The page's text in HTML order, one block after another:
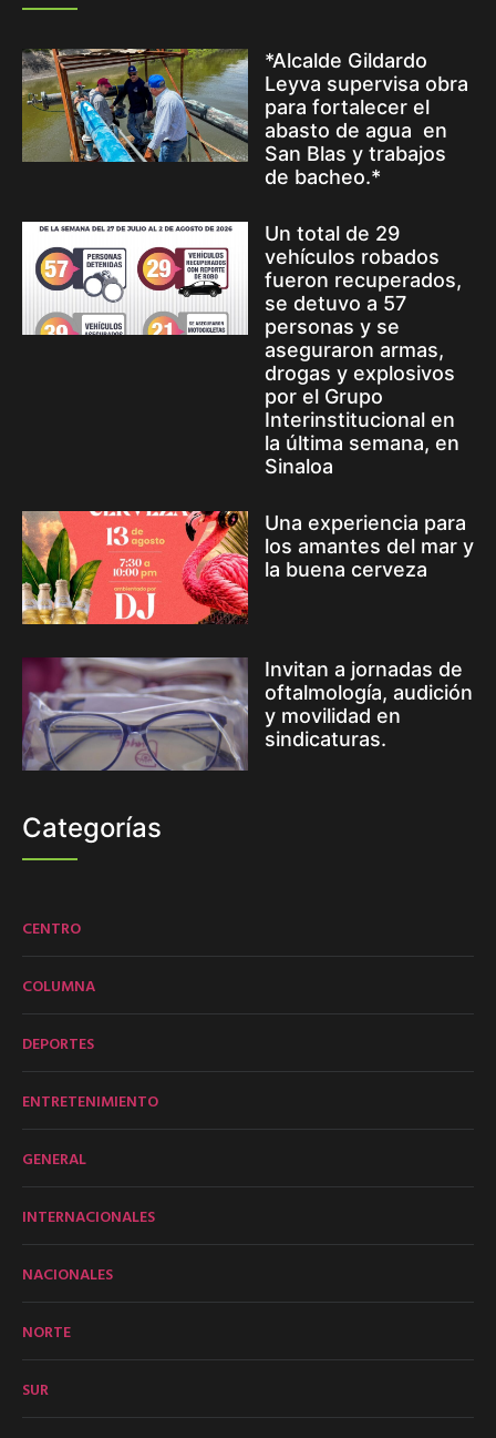
*Alcalde Gildardo
Leyva supervisa obra
para fortalecer el
abasto de agua en
San Blas y trabajos
de bacheo.*
Un total de 29
vehículos robados
fueron recuperados,
se detuvo a 57
personas y se
aseguraron armas,
drogas y explosivos
por el Grupo
Interinstitucional en
la última semana, en
Sinaloa
Una experiencia para
los amantes del mar y
la buena cerveza
Invitan a jornadas de
oftalmología, audición
y movilidad en
sindicaturas.
Categorías
CENTRO
COLUMNA
DEPORTES
ENTRETENIMIENTO
GENERAL
INTERNACIONALES
NACIONALES
NORTE
SUR